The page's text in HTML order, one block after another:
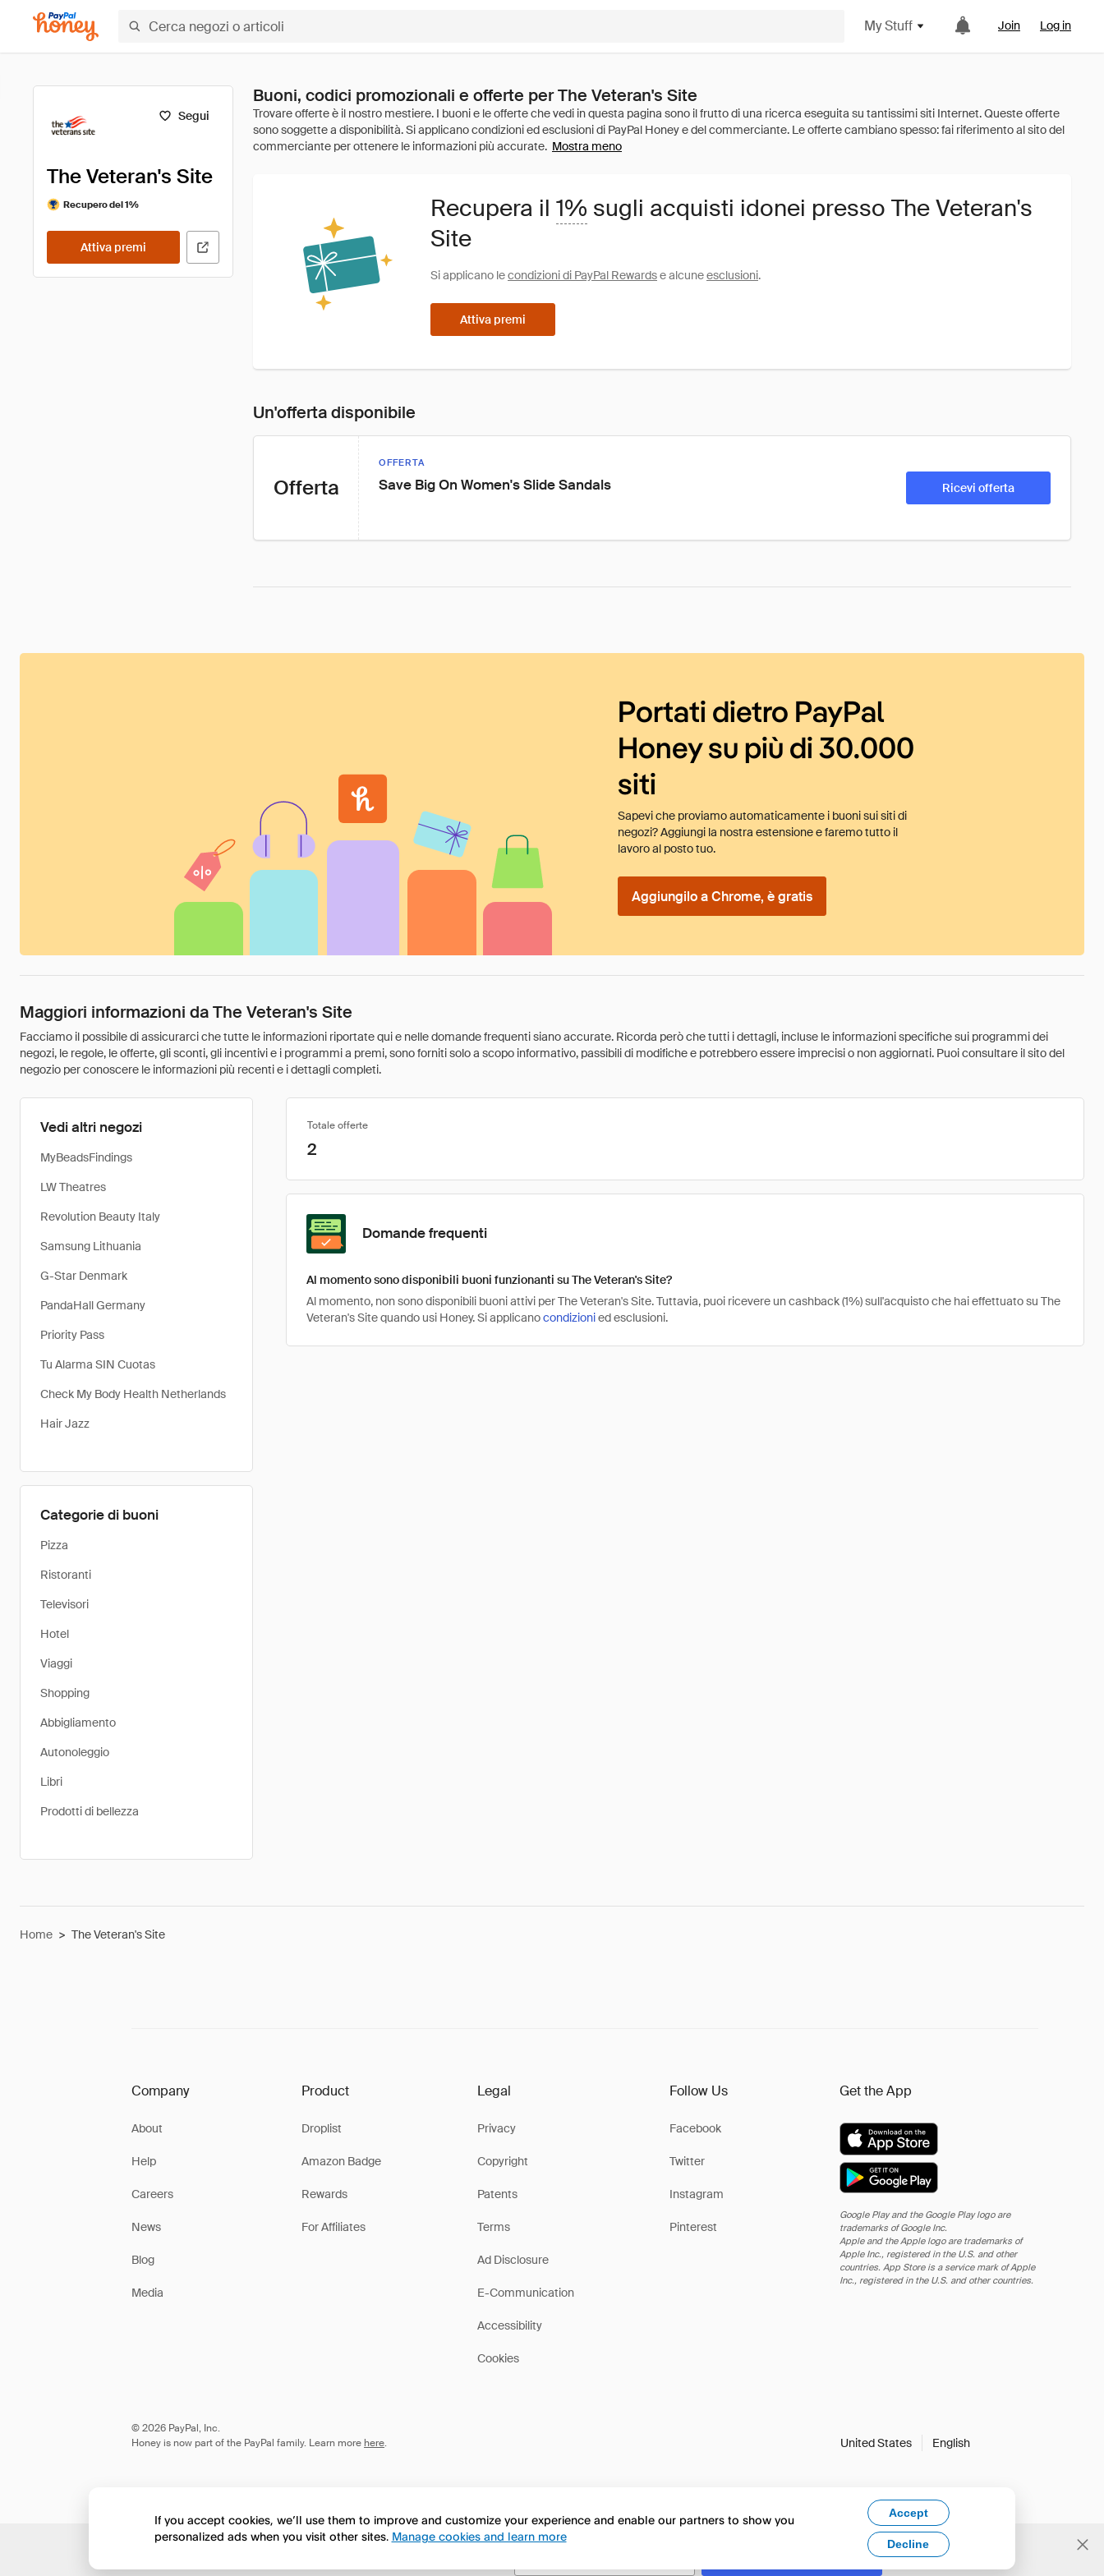
My Stuff Join Log in
Segui
The Veteran's Site
Recupero del 1%
Attiva premi
Buoni, codici promozionali e offerte per The Veteran's Site
Mostra meno
Recupera il 1% sugli acquisti idonei presso The Veteran's
Site
Si applicano lecondizioni di PayPal Rewardse alcuneesclusioni.
Attiva premi
Un'offerta disponibile
Offerta
OFFERTA
Save Big On Women's Slide Sandals Ricevi offerta
Portati dietro PayPal
Honey su più di 30.000
siti
Sapevi che proviamo automaticamente i buoni sui siti di
negozi? Aggiungi la nostra estensione e faremo tutto il
lavoro al posto tuo.
Aggiungilo a Chrome, è gratis
Maggiori informazioni da The Veteran's Site
Facciamo il possibile di assicurarci che tutte le informazioni riportate qui e nelle domande frequenti siano accurate. Ricorda però che tutti i dettagli, incluse le informazioni specifiche sui programmi dei
negozi, le regole, le offerte, gli sconti, gli incentivi e i programmi a premi, sono forniti solo a scopo informativo, passibili di modifiche e potrebbero essere imprecisi o non aggiornati. Puoi consultare il sito del
negozio per conoscere le informazioni più recenti e i dettagli completi.
Vedi altri negozi
MyBeadsFindings
LW Theatres
Revolution Beauty Italy
Samsung Lithuania
G-Star Denmark
PandaHall Germany
Priority Pass
Tu Alarma SIN Cuotas
Check My Body Health Netherlands
Hair Jazz
Categorie di buoni
Pizza
Ristoranti
Televisori
Hotel
Viaggi
Shopping
Abbigliamento
Autonoleggio
Libri
Prodotti di bellezza
Totale offerte
2
Domande frequenti
Al momento sono disponibili buoni funzionanti su The Veteran's Site?
Al momento, non sono disponibili buoni attivi per The Veteran's Site. Tuttavia, puoi ricevere un cashback (1%) sull'acquisto che hai effettuato su The
Veteran's Site quando usi Honey. Si applicanocondizionied esclusioni.
Home > The Veteran's Site
Company
About
Help
Careers
News
Blog
Media
Product
Droplist
Amazon Badge
Rewards
For Affiliates
Legal
Privacy
Copyright
Patents
Terms
Ad Disclosure
E-Communication
Accessibility
Cookies
Follow Us
Facebook
Twitter
Instagram
Pinterest
Get the App
Google Play and the Google Play logo are
trademarks of Google Inc.
Apple and the Apple logo are trademarks of
Apple Inc., registered in the U.S. and other
countries. App Store is a service mark of Apple
Inc., registered in the U.S. and other countries.
© 2026 PayPal, Inc.
Honey is now part of the PayPal family. Learn more here. United States English
If you accept cookies, we’ll use them to improve and customize your experience and enable our partners to show you
personalized ads when you visit other sites. Manage cookies and learn more
Accept
Decline